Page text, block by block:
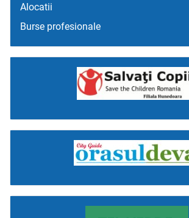
Alocatii
Burse profesionale